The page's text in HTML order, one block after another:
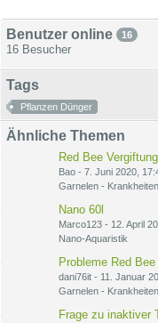
Benutzer online 16
16 Besucher
Tags
Pflanzen Dünger
Ähnliche Themen
Red Bee Vergiftung
Bao - 7. Juni 2020,
Garnelen -
Nano 60l
Marco123 - 12. April
Nano-Aquaristik
Probleme Red
dani76it - 11. Januar
Garnelen -
Frage zu inaktiver